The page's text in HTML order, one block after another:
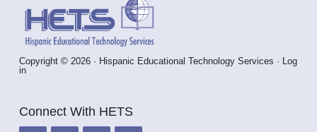
Copyright © 2026 · Hispanic Educational Technology Services ·
Log
in
Connect With HETS